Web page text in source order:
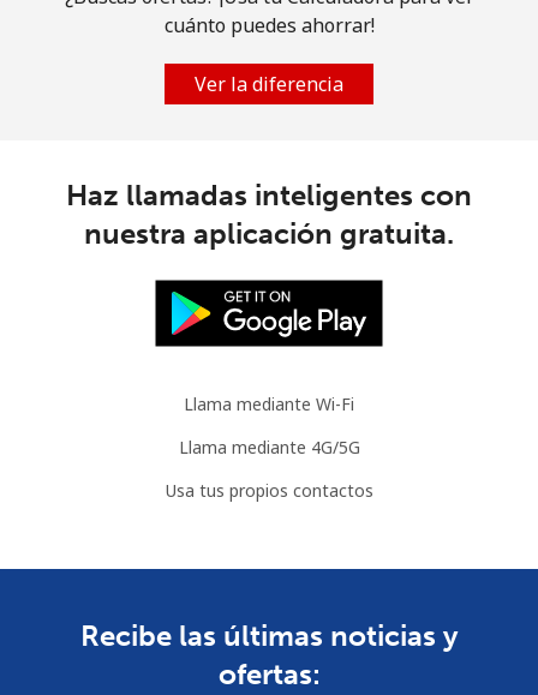
cuánto puedes ahorrar!
Ver la diferencia
Haz llamadas inteligentes con
nuestra aplicación gratuita.
Llama mediante Wi-Fi
Llama mediante 4G/5G
Usa tus propios contactos
Recibe las últimas noticias y
ofertas: